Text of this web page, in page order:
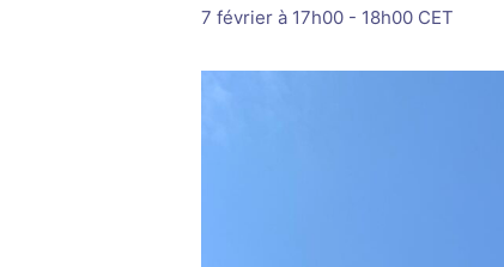
7 février à 17h00 - 18h00 CET